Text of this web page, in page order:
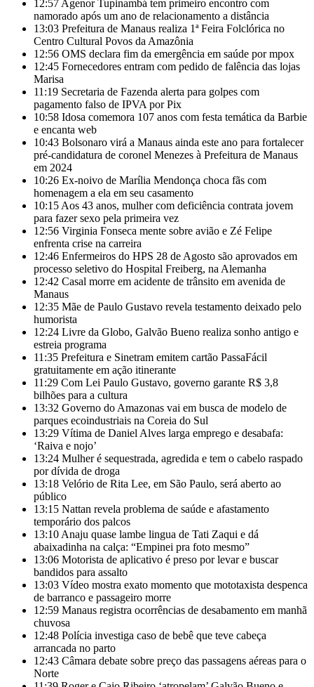
12:57 Agenor Tupinambá tem primeiro encontro com
namorado após um ano de relacionamento a distância
13:03 Prefeitura de Manaus realiza 1ª Feira Folclórica no
Centro Cultural Povos da Amazônia
12:56 OMS declara fim da emergência em saúde por mpox
12:45 Fornecedores entram com pedido de falência das lojas
Marisa
11:19 Secretaria de Fazenda alerta para golpes com
pagamento falso de IPVA por Pix
10:58 Idosa comemora 107 anos com festa temática da Barbie
e encanta web
10:43 Bolsonaro virá a Manaus ainda este ano para fortalecer
pré-candidatura de coronel Menezes à Prefeitura de Manaus
em 2024
10:26 Ex-noivo de Marília Mendonça choca fãs com
homenagem a ela em seu casamento
10:15 Aos 43 anos, mulher com deficiência contrata jovem
para fazer sexo pela primeira vez
12:56 Virginia Fonseca mente sobre avião e Zé Felipe
enfrenta crise na carreira
12:46 Enfermeiros do HPS 28 de Agosto são aprovados em
processo seletivo do Hospital Freiberg, na Alemanha
12:42 Casal morre em acidente de trânsito em avenida de
Manaus
12:35 Mãe de Paulo Gustavo revela testamento deixado pelo
humorista
12:24 Livre da Globo, Galvão Bueno realiza sonho antigo e
estreia programa
11:35 Prefeitura e Sinetram emitem cartão PassaFácil
gratuitamente em ação itinerante
11:29 Com Lei Paulo Gustavo, governo garante R$ 3,8
bilhões para a cultura
13:32 Governo do Amazonas vai em busca de modelo de
parques ecoindustriais na Coreia do Sul
13:29 Vítima de Daniel Alves larga emprego e desabafa:
‘Raiva e nojo’
13:24 Mulher é sequestrada, agredida e tem o cabelo raspado
por dívida de droga
13:18 Velório de Rita Lee, em São Paulo, será aberto ao
público
13:15 Nattan revela problema de saúde e afastamento
temporário dos palcos
13:10 Anaju quase lambe lingua de Tati Zaqui e dá
abaixadinha na calça: “Empinei pra foto mesmo”
13:06 Motorista de aplicativo é preso por levar e buscar
bandidos para assalto
13:03 Vídeo mostra exato momento que mototaxista despenca
de barranco e passageiro morre
12:59 Manaus registra ocorrências de desabamento em manhã
chuvosa
12:48 Polícia investiga caso de bebê que teve cabeça
arrancada no parto
12:43 Câmara debate sobre preço das passagens aéreas para o
Norte